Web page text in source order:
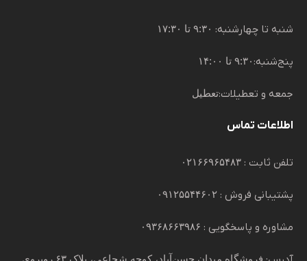
شنبه تا چهارشنبه: ۹:۳۰ تا ۱۷:۳۰
پنج‌شنبه: ۹:۳۰ تا ۱۴:۰۰
جمعه و تعطیلات:تعطیل
اطلاعات تماس
تلفن ثابت : ۰۲۱۶۶۹۶۵۴۸۳
پشتیبانی فروش : ۰۹۱۲۵۵۴۴۶۰۲
مشاوره و پاسخگویی : ۰۹۳۶۸۶۶۳۹۸۶
فروشگاه میدان حسن‌آباد، کوچه شجاعی، پلاک ۶۳ روبروی